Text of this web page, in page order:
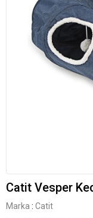
Catit Vesper
Marka : Catit